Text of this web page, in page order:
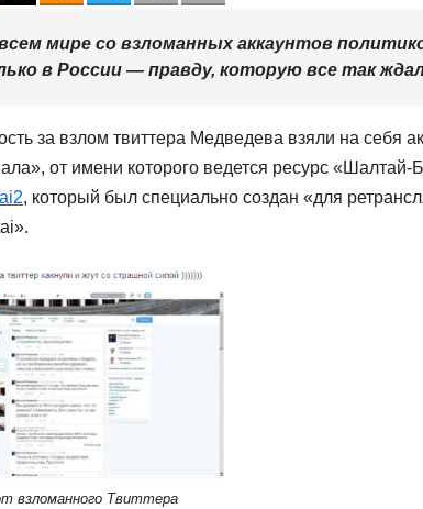
мире со взломанных аккаунтов
в России — правду, которую все так
за взлом твиттера Медведева взяли на себя
от имени которого ведется ресурс
, который был специально создан «для
взломанного Твиттера